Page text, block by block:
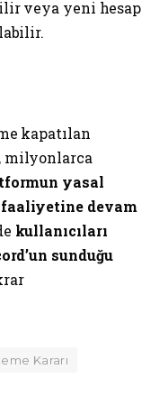
veya yeni hesap
kapatılan
, milyonlarca
yasal
devam
kullanıcıları
sunduğu
Kararı